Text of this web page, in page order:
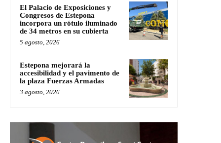
El Palacio de Exposiciones y
Congresos de Estepona
incorpora un rótulo iluminado
de 34 metros en su cubierta
5 agosto, 2026
Estepona mejorará la
accesibilidad y el pavimento de
la plaza Fuerzas Armadas
3 agosto, 2026